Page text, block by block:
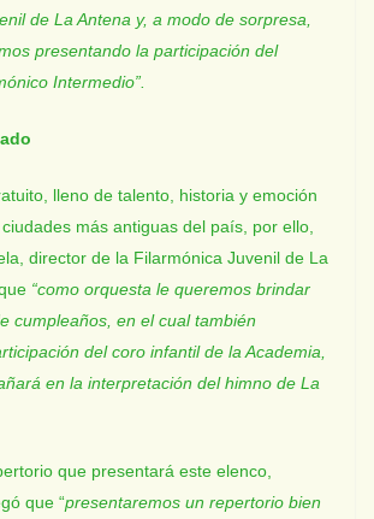
de La Antena y, a modo de sorpresa,
presentando la participación del
Intermedio”.
lleno de talento, historia y emoción
más antiguas del país, por ello,
director de la Filarmónica Juvenil de La
“como orquesta le queremos brindar
cumpleaños, en el cual también
del coro infantil de la Academia,
en la interpretación del himno de La
que presentará este elenco,
que “presentaremos un repertorio bien